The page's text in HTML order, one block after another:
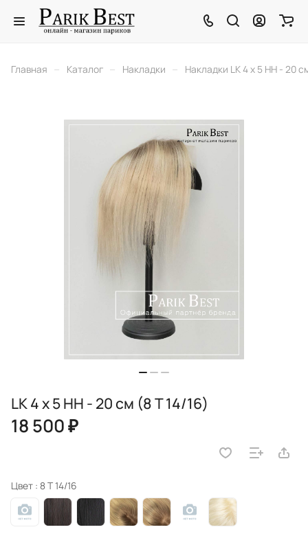
Главная – Каталог – Накладки – Накладки LK 4 x 5 HH - 20
LK 4 x 5 HH - 20 см (8 T 14/16)
18 500 ₽
Цвет : 8 T 14/16